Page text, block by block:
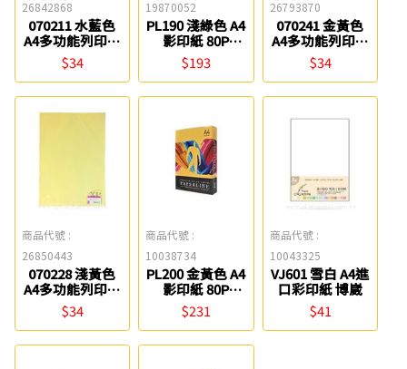
26842868
070211 水藍色
A4多功能列印紙
(50入) 聯合紙品
$34
19870052
PL190 淺綠色 A4
影印紙 80P
PAPERLINE
$193
26793870
070241 金黃色
A4多功能列印紙
(50入) 聯合紙品
$34
商品代號 :
26850443
070228 淺黃色
A4多功能列印紙
(50入) 聯合紙品
$34
商品代號 :
10038734
PL200 金黃色 A4
影印紙 80P
PAPERLINE
$231
商品代號 :
10043325
VJ601 雪白 A4進
口彩印紙 博崴
$41